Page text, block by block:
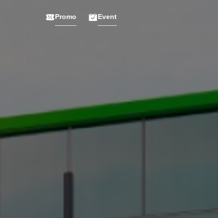
Promo Event